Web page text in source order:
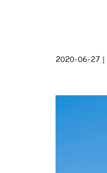
2020-06-27 |